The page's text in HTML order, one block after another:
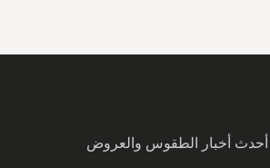
أخبار الطقوس والعروض